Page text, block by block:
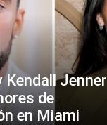
Kendall Jenner
de
en Miami